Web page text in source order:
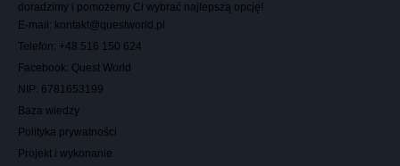
doradzimy i pomożemy Ci wybrać najlepszą opcję!
E-mail: kontakt@questworld.pl
Telefon: +48 516 150 624
Facebook: Quest World
NIP: 6781653199
Baza wiedzy
Polityka prywatności
Projekt i wykonanie